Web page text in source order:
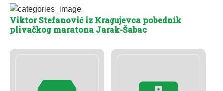
Viktor Stefanović iz Kragujevca pobednik
plivačkog maratona Jarak-Šabac